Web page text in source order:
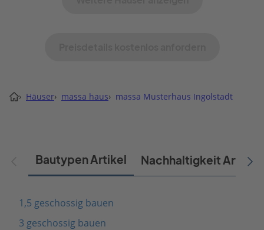
› Häuser› massa haus› massa Musterhaus Ingolstadt
Bautypen Artikel Nachhaltigkeit Artikel
1,5 geschossig bauen
3 geschossig bauen